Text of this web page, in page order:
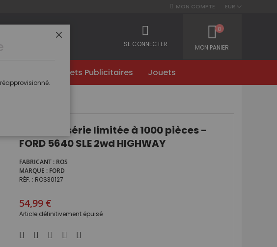
EUR
MON COMPTE
MON PANIER
0
SE CONNECTER
Objets Publicitaires Jouets
Tracteur série limitée à 1000 pièces -
FORD 5640 SLE 2wd HIGHWAY
FABRICANT
ROS
MARQUE
FORD
RÉF.
ROS30127
54,99 €
Article définitivement épuisé